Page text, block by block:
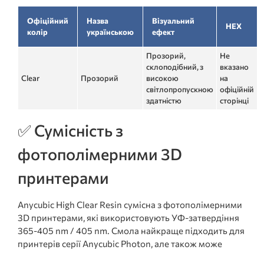
Офіційний
колір
Назва
українською
Візуальний
ефект
HEX
Clear Прозорий
Прозорий,
склоподібний, з
високою
світлопропускною
здатністю
Не
вказано
на
офіційній
сторінці
✅ Сумісність з
фотополімерними 3D
принтерами
Anycubic High Clear Resin сумісна з фотополімерними
3D принтерами, які використовують УФ-затвердіння
365-405 nm / 405 nm. Смола найкраще підходить для
принтерів серії Anycubic Photon, але також може